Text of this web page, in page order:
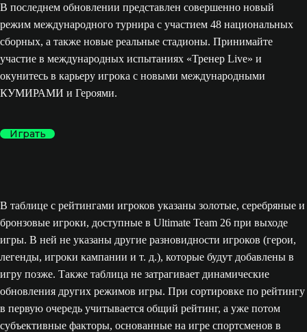
В последнем обновлении представлен совершенно новый
режим международного турнира с участием 48 национальных
сборных, а также новые реальные стадионы. Принимайте
участие в международных испытаниях «Тренер Live» и
окунитесь в карьеру игрока с новыми международными
КУМИРАМИ и Героями.
Играть
В таблице с рейтингами игроков указаны золотые, серебряные и
бронзовые игроки, доступные в Ultimate Team 26 при выходе
игры. В ней не указаны другие разновидности игроков (герои,
легенды, игроки кампании и т. д.), которые будут добавлены в
игру позже. Также таблица не затрагивает динамические
обновления других режимов игры. При сортировке по рейтингу
в первую очередь учитывается общий рейтинг, а уже потом
субъективные факторы, основанные на игре спортсменов в